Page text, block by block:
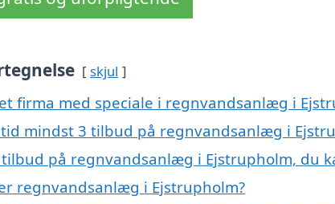
skjul
firma med speciale i regnvandsanlæg i
mindst 3 tilbud på regnvandsanlæg i
tilbud på regnvandsanlæg i Ejstrupholm, du
regnvandsanlæg i Ejstrupholm?